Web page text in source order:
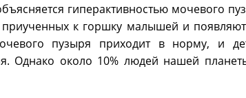
гиперактивностью мочевого
к горшку малышей и
пузыря приходит в норму, и
Однако около 10% людей нашей